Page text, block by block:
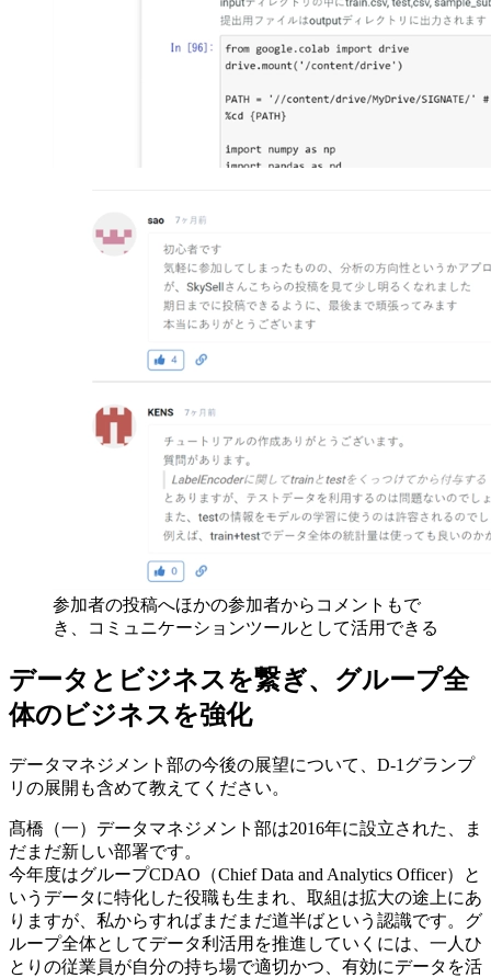
参加者の投稿へほかの参加者からコメントもで
き、コミュニケーションツールとして活用できる
データとビジネスを繋ぎ、グループ全
体のビジネスを強化
データマネジメント部の今後の展望について、D-1グランプ
リの展開も含めて教えてください。
髙橋（一） データマネジメント部は2016年に設立された、ま
だまだ新しい部署です。
今年度はグループCDAO（Chief Data and Analytics Officer）と
いうデータに特化した役職も生まれ、取組は拡大の途上にあ
りますが、私からすればまだまだ道半ばという認識です。グ
ループ全体としてデータ利活用を推進していくには、一人ひ
とりの従業員が自分の持ち場で適切かつ、有効にデータを活